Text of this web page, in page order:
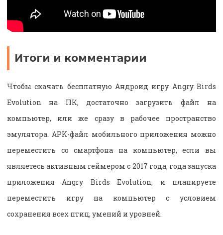
Итоги и комментарии
Чтобы скачать бесплатную Андроид игру Angry Birds
Evolution на ПК, достаточно загрузить файл на
компьютер, или же сразу в рабочее пространство
эмулятора. APK-файл мобильного приложения можно
переместить со смартфона на компьютер, если вы
являетесь активным геймером с 2017 года, года запуска
приложения Angry Birds Evolution, и планируете
переместить игру на компьютер с условием
сохранения всех птиц, умений и уровней.